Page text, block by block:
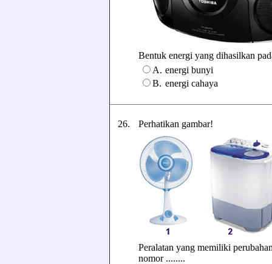
Bentuk energi yang dihasilkan
A. energi bunyi
B. energi cahaya
26. Perhatikan gambar!
Peralatan yang memiliki
nomor ........